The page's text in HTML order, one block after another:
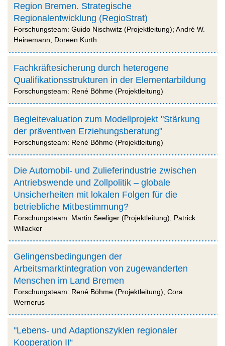
Region Bremen. Strategische
Regionalentwicklung (RegioStrat)
Forschungsteam: Guido Nischwitz (Projektleitung); André W.
Heinemann; Doreen Kurth
Fachkräftesicherung durch heterogene
Qualifikationsstrukturen in der Elementarbildung
Forschungsteam: René Böhme (Projektleitung)
Begleitevaluation zum Modellprojekt "Stärkung
der präventiven Erziehungsberatung"
Forschungsteam: René Böhme (Projektleitung)
Die Automobil- und Zulieferindustrie zwischen
Antriebswende und Zollpolitik – globale
Unsicherheiten mit lokalen Folgen für die
betriebliche Mitbestimmung?
Forschungsteam: Martin Seeliger (Projektleitung); Patrick
Willacker
Gelingensbedingungen der
Arbeitsmarktintegration von zugewanderten
Menschen im Land Bremen
Forschungsteam: René Böhme (Projektleitung); Cora
Wernerus
"Lebens- und Adaptionszyklen regionaler
Kooperation II“